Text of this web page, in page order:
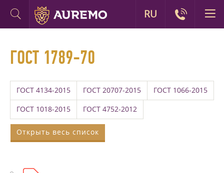
ГОСТ 1789-70
ГОСТ 4134-2015 ГОСТ 20707-2015 ГОСТ 1066-2015
ГОСТ 1018-2015 ГОСТ 4752-2012
Открыть весь список
RU